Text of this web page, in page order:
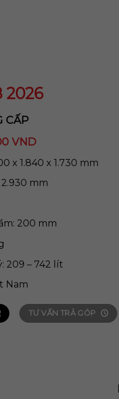
2026
CẤP
VND
x 1.840 x 1.730 mm
2.930 mm
200 mm
209 – 742 lít
Nam
TƯ VẤN TRẢ GÓP